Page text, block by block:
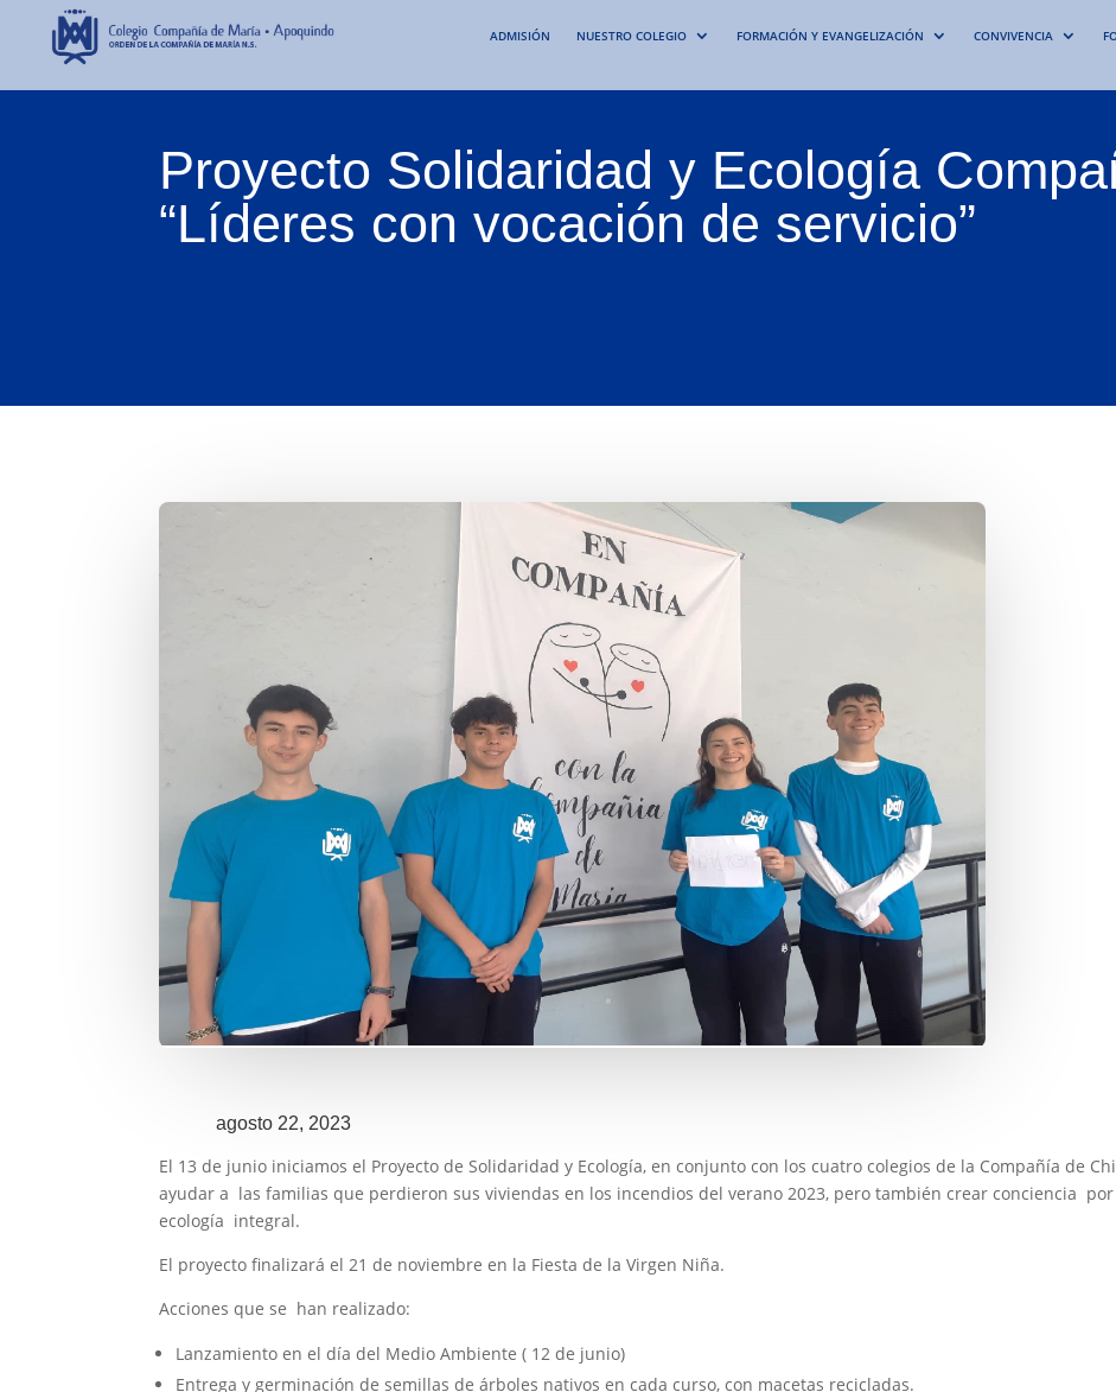
ADMISIÓN NUESTRO COLEGIO FORMACIÓN Y EVANGELIZACIÓN CONVIVENCIA
Proyecto Solidaridad y Ecología
“Líderes con vocación de servicio”
agosto 22, 2023
El 13 de junio iniciamos el Proyecto de Solidaridad y Ecología, en conjunto con los cuatro colegios de la Compañía de
ayudar a las familias que perdieron sus viviendas en los incendios del verano 2023, pero también crear conciencia
ecología integral.
El proyecto finalizará el 21 de noviembre en la Fiesta de la Virgen Niña.
Acciones que se han realizado:
Lanzamiento en el día del Medio Ambiente ( 12 de junio)
Entrega y germinación de semillas de árboles nativos en cada curso, con macetas recicladas.